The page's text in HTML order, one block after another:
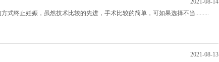
2021-08-14
式终止妊娠，虽然技术比较的先进，手术比较的简单，可如果选择不当.........
2021-08-13